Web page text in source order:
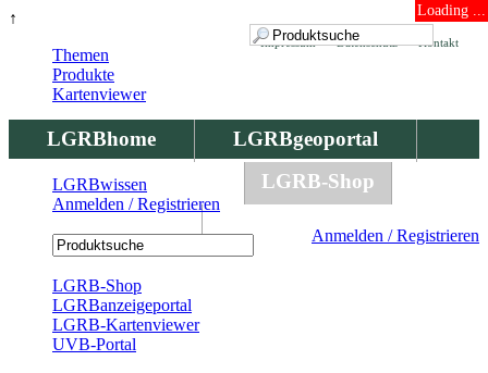
↑ Loading ...
Kontakt
Datenschutz
Impressum
LGRBhome
LGRBgeoportal
LGRBbohrungen
LGRB-Shop
Anmelden / Registrieren
Themen
Produkte
Kartenviewer
LGRBwissen
Anmelden / Registrieren
LGRB-Shop
LGRBanzeigeportal
LGRB-Kartenviewer
UVB-Portal